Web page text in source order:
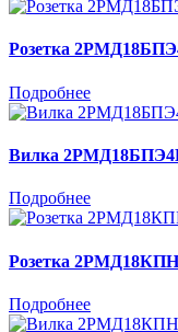
Розетка
Подробнее
Вилка
Подробнее
Розетка
Подробнее